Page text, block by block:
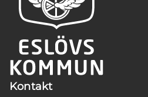
Kontakt